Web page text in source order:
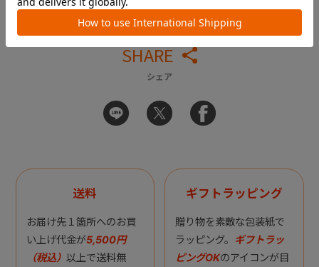
SHARE
シェア
送料
お届け先１箇所へのお買
い上げ代金が5,500円
（税込） 以上で送料無
ギフトラッピング
贈り物を素敵な包装紙で
ラッピング。 ギフトラッ
ピングOKのアイコンが目